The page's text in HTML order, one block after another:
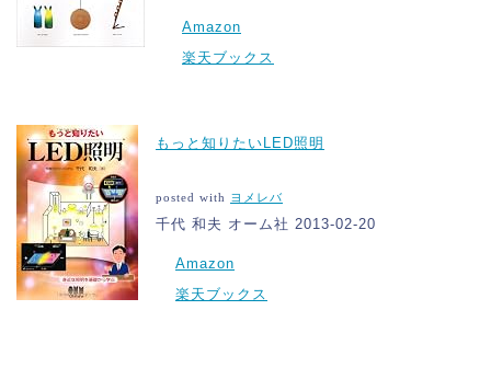
Amazon
楽天ブックス
もっと知りたいLED照明
posted with ヨメレバ
千代 和夫 オーム社 2013-02-20
Amazon
楽天ブックス